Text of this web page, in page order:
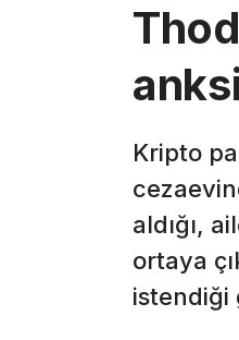
Kripto
aldığı,
ortaya
istendiği